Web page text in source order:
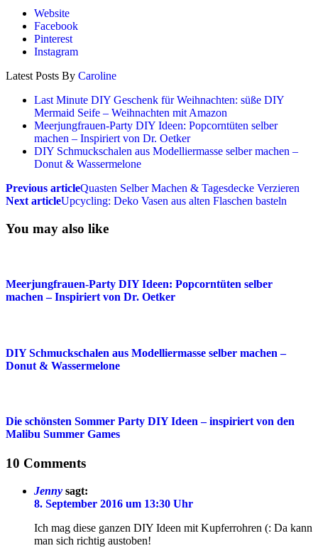
Website
Facebook
Pinterest
Instagram
Latest Posts By Caroline
Last Minute DIY Geschenk für Weihnachten: süße DIY
Mermaid Seife – Weihnachten mit Amazon
Meerjungfrauen-Party DIY Ideen: Popcorntüten selber
machen – Inspiriert von Dr. Oetker
DIY Schmuckschalen aus Modelliermasse selber machen –
Donut & Wassermelone
Previous articleQuasten Selber Machen & Tagesdecke Verzieren
Next articleUpcycling: Deko Vasen aus alten Flaschen basteln
You may also like
Meerjungfrauen-Party DIY Ideen: Popcorntüten selber
machen – Inspiriert von Dr. Oetker
DIY Schmuckschalen aus Modelliermasse selber machen –
Donut & Wassermelone
Die schönsten Sommer Party DIY Ideen – inspiriert von den
Malibu Summer Games
10 Comments
Jenny sagt:
8. September 2016 um 13:30 Uhr
Ich mag diese ganzen DIY Ideen mit Kupferrohren (: Da kann
man sich richtig austoben!